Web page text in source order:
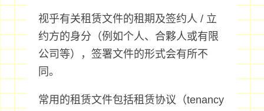
视乎有关租赁文件的租期及签约人 / 立
约方的身分（例如个人、合夥人或有限
公司等），签署文件的形式会有所不
同。
常用的租赁文件包括租赁协议（tenancy